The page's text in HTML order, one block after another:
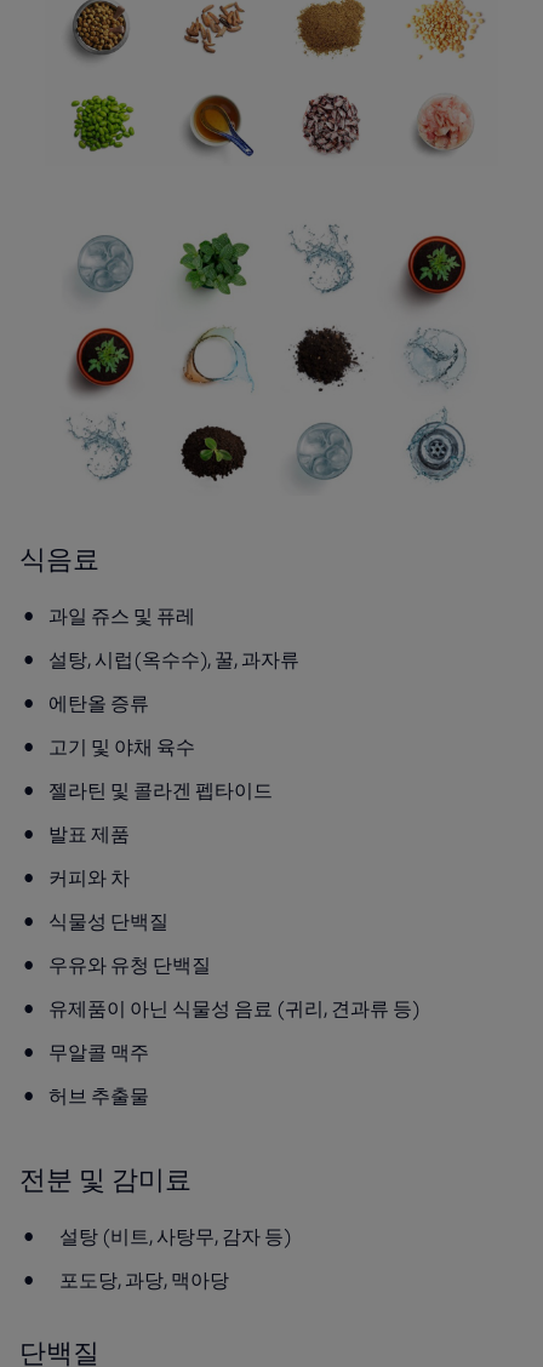
식음료
과일 쥬스 및 퓨레
설탕, 시럽(옥수수), 꿀, 과자류
에탄올 증류
고기 및 야채 육수
젤라틴 및 콜라겐 펩타이드
발표 제품
커피와 차
식물성 단백질
우유와 유청 단백질
유제품이 아닌 식물성 음료 (귀리, 견과류 등)
무알콜 맥주
허브 추출물
전분 및 감미료
설탕 (비트, 사탕무, 감자 등)
포도당, 과당, 맥아당
단백질